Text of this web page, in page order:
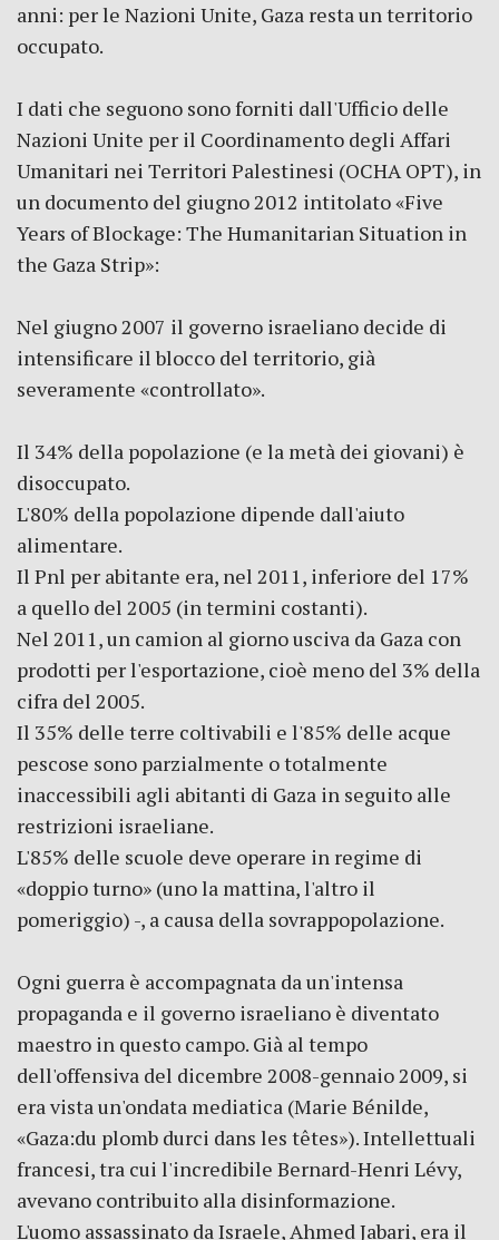
anni: per le Nazioni Unite, Gaza resta un territorio
occupato.
I dati che seguono sono forniti dall'Ufficio delle
Nazioni Unite per il Coordinamento degli Affari
Umanitari nei Territori Palestinesi (OCHA OPT), in
un documento del giugno 2012 intitolato «Five
Years of Blockage: The Humanitarian Situation in
the Gaza Strip»:
Nel giugno 2007 il governo israeliano decide di
intensificare il blocco del territorio, già
severamente «controllato».
Il 34% della popolazione (e la metà dei giovani) è
disoccupato.
L'80% della popolazione dipende dall'aiuto
alimentare.
Il Pnl per abitante era, nel 2011, inferiore del 17%
a quello del 2005 (in termini costanti).
Nel 2011, un camion al giorno usciva da Gaza con
prodotti per l'esportazione, cioè meno del 3% della
cifra del 2005.
Il 35% delle terre coltivabili e l'85% delle acque
pescose sono parzialmente o totalmente
inaccessibili agli abitanti di Gaza in seguito alle
restrizioni israeliane.
L'85% delle scuole deve operare in regime di
«doppio turno» (uno la mattina, l'altro il
pomeriggio) -, a causa della sovrappopolazione.
Ogni guerra è accompagnata da un'intensa
propaganda e il governo israeliano è diventato
maestro in questo campo. Già al tempo
dell'offensiva del dicembre 2008-gennaio 2009, si
era vista un'ondata mediatica (Marie Bénilde,
«Gaza:du plomb durci dans les têtes»). Intellettuali
francesi, tra cui l'incredibile Bernard-Henri Lévy,
avevano contribuito alla disinformazione.
L'uomo assassinato da Israele, Ahmed Jabari, era il